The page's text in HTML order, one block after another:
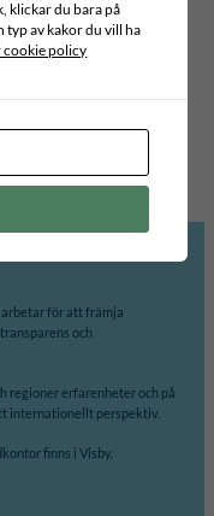
för att främja
och
regioner erfarenheter och på
internationellt perspektiv.
finns i Visby.
klickar du bara på
typ av kakor du vill ha
cookie policy